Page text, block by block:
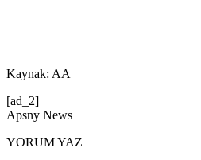
Kaynak: AA
[ad_2]
Apsny News
YORUM YAZ